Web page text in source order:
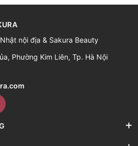
nội địa & Sakura Beauty
Phường Kim Liên, Tp. Hà Nội